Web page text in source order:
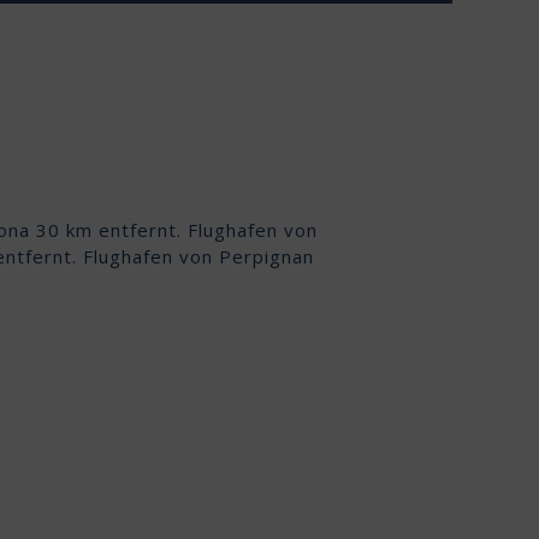
30 km entfernt. Flughafen von
Flughafen von Perpignan